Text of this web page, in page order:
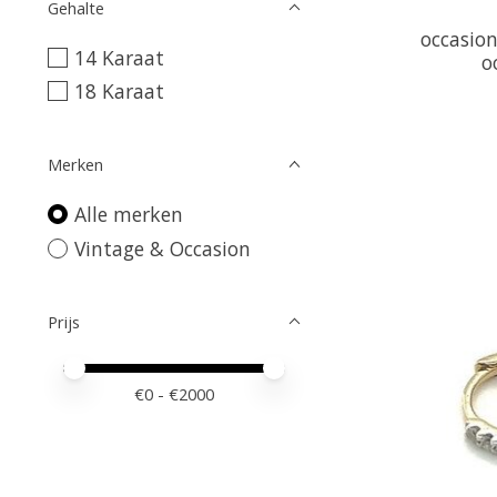
Gehalte
14 Karaat
18 Karaat
Merken
Alle merken
Vintage & Occasion
Prijs
Minimale prijswaarde
Price maximum value
€0 - €2000